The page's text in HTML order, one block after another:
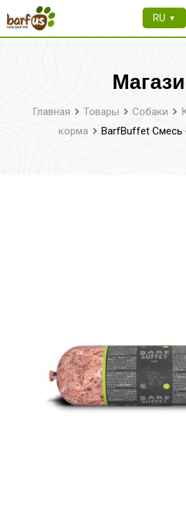
Перейти
RU ▼
Главная Товары Собаки
корма
BarfBuffet Смесь